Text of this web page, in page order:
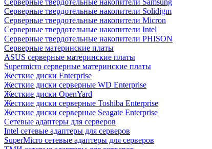
Cерверные твердотельные накопители Samsung
Cерверные твердотельные накопители Solidigm
Cерверные твердотельные накопители Micron
Cерверные твердотельные накопители Intel
Cерверные твердотельные накопители PHISON
Серверные материнские платы
ASUS серверные материнские платы
Supermicro серверные материнские платы
Жесткие диски Enterprise
Жесткие диски серверные WD Enterprise
Жесткие диски OpenYard
Жесткие диски серверные Toshiba Enterprise
Жесткие диски серверные Seagate Enterprise
Сетевые адаптеры для серверов
Intel сетевые адаптеры для серверов
SuperMicro сетевые адаптеры для серверов